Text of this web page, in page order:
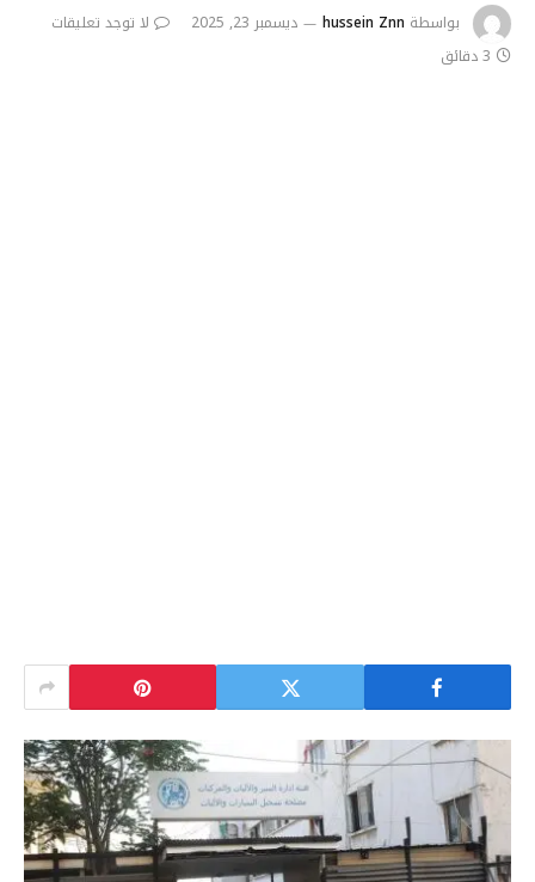
بواسطة hussein Znn ديسمبر 23, 2025
لا توجد تعليقات
3 دقائق